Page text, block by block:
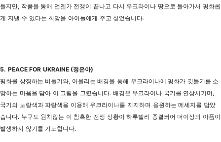
들지만, 작품을 통해 언젠가 전쟁이 끝나고 다시 우크라이나 땅으로 돌아가서 평화롭
게 지낼 수 있다는 희망을 아이들에게 주고 싶었습니다.
5. PEACE FOR UKRAINE (정은아)
평화를 상징하는 비둘기와, 어울리는 배경을 통해 우크라이나에 평화가 깃들기를 소
망하는 마음을 담아 이 그림을 그렸습니다. 배경은 우크라이나 국기를 연상시키며,
국기의 노랑색과 파랑색을 이용해 우크라이나를 지지하며 응원하는 메세지를 담았
습니다. 누구도 원치않는 이 참혹한 전쟁 상황이 하루빨리 종결되어 더이상의 아픔이
발생하지 않기를 기도합니다.